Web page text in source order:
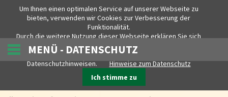
Um Ihnen einen optimalen Service auf unserer Webseite zu
bieten, verwenden wir Cookies zur Verbesserung der
Funktionalität.
Durch die weitere Nutzung dieser Webseite erklären Sie sich
damit einverstanden. Weitere Details zu den eingesetzten
Cookies und ihrer Verwendung finden Sie in unseren
Datenschutzhinweisen.
Hinweise zum Datenschutz
Ich stimme zu
Gemeinde Aichstetten
MENÜ - DATENSCHUTZ
UMSETZUNG DER DSGVO